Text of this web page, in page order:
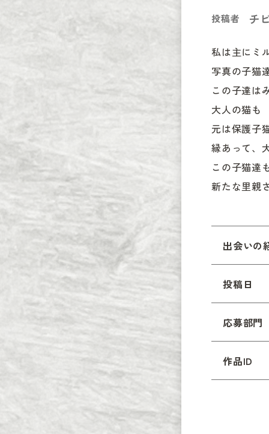
投稿者 チ
私は主にミ
写真の子猫
この子達は
大人の猫も
元は保護子
縁あって、
この子猫達
新たな里親
出会いの
投稿日
応募部門
作品ID